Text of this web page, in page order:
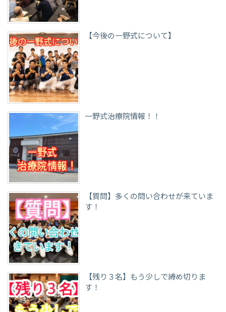
【今後の一野式について】
一野式治療院情報！！
【質問】多くの問い合わせが来ていま
す！
【残り３名】もう少しで締め切りま
す！